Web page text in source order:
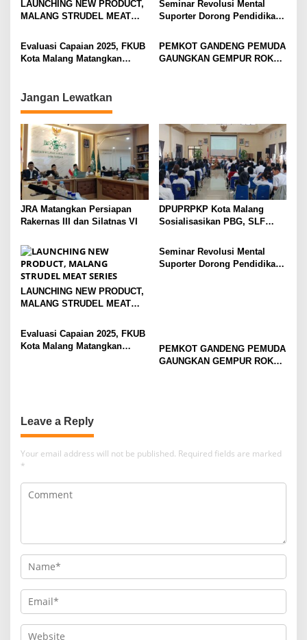
a
i
o
n
LAUNCHING NEW PRODUCT,
MALANG STRUDEL MEAT
Seminar Revolusi Mental
Suporter Dorong Pendidikan
Evaluasi Capaian 2025, FKUB
Kota Malang Matangkan
PEMKOT GANDENG PEMUDA
GAUNGKAN GEMPUR ROKOK
Jangan Lewatkan
JRA Matangkan Persiapan
Rakernas III dan Silatnas VI
DPUPRPKP Kota Malang
Sosialisasikan PBG, SLF
SPPG
LAUNCHING NEW PRODUCT,
MALANG STRUDEL MEAT
Seminar Revolusi Mental
Suporter Dorong Pendidikan
Evaluasi Capaian 2025, FKUB
Kota Malang Matangkan
PEMKOT GANDENG PEMUDA
GAUNGKAN GEMPUR ROKOK
Leave a Reply
Your email address will not be published. Required fields are marked
*